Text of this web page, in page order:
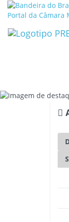
Portal da Câmara